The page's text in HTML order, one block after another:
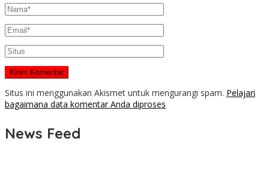
Situs ini menggunakan Akismet untuk mengurangi spam. Pelajari
bagaimana data komentar Anda diproses
News Feed